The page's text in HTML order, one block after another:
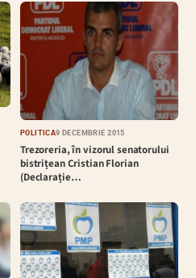
POLITICĂ9 DECEMBRIE 2015
Trezoreria, în vizorul senatorului
bistrițean Cristian Florian
(Declarație…